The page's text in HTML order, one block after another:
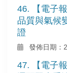
46. 【電子
品質與氣候
證
發佈日期：
47. 【電子